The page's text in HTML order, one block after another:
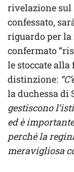
rivelazione sul
confessato,
riguardo per la
confermato
le stoccate alla
distinzione:
la duchessa di
gestiscono
ed è
perché la
meravigliosa